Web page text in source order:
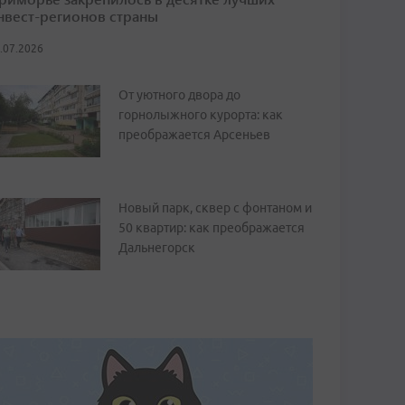
регионов страны
От уютного двора до
горнолыжного курорта: как
преображается Арсеньев
Новый парк, сквер с фонтаном и
50 квартир: как преображается
Дальнегорск